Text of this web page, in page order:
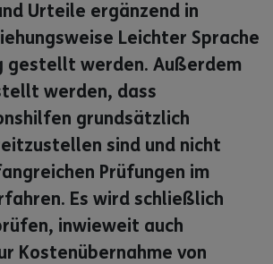
Urteile ergänzend in
Leichter Sprache
gestellt werden. Außerdem
werden, dass
grundsätzlich
sind und nicht
Prüfungen im
Es wird schließlich
inwieweit auch
Kostenübernahme von